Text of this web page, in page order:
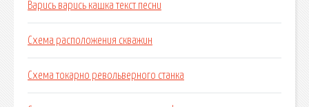
Варись варись кашка текст песни
Схема расположения скважин
Схема токарно револьверного станка